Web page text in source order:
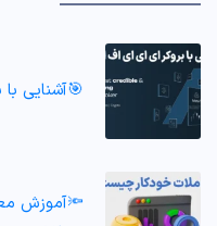
🎯آشنایی با